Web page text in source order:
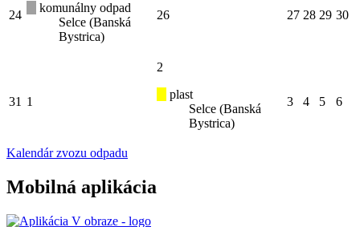
24
komunálny odpad
Selce (Banská
Bystrica)
26 27 28 29 30
31 1
2
plast
Selce (Banská
Bystrica)
3 4 5 6
Kalendár zvozu odpadu
Mobilná aplikácia